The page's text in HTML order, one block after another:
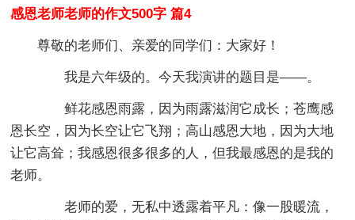
感恩老师老师的作文500字 篇4
尊敬的老师们、亲爱的同学们：大家好！
我是六年级的。今天我演讲的题目是——。
鲜花感恩雨露，因为雨露滋润它成长；苍鹰感
恩长空，因为长空让它飞翔；高山感恩大地，因为大地
让它高耸；我感恩很多很多的人，但我最感恩的是我的
老师。
老师的爱，无私中透露着平凡：像一股暖流，